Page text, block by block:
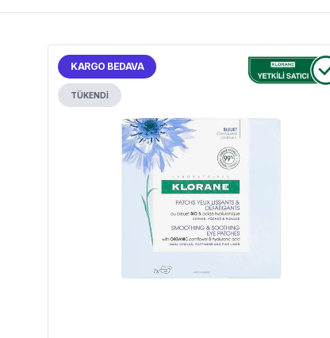
KARGO BEDAVA
TÜKENDİ